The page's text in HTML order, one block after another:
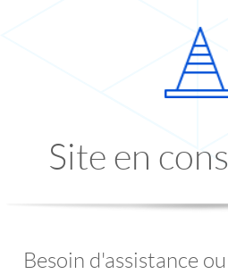
Site en
Besoin d'assistance